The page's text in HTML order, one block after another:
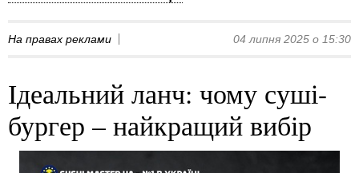
На правах реклами 04 липня 2025 о 15:30
Ідеальний ланч: чому суші-
бургер – найкращий вибір